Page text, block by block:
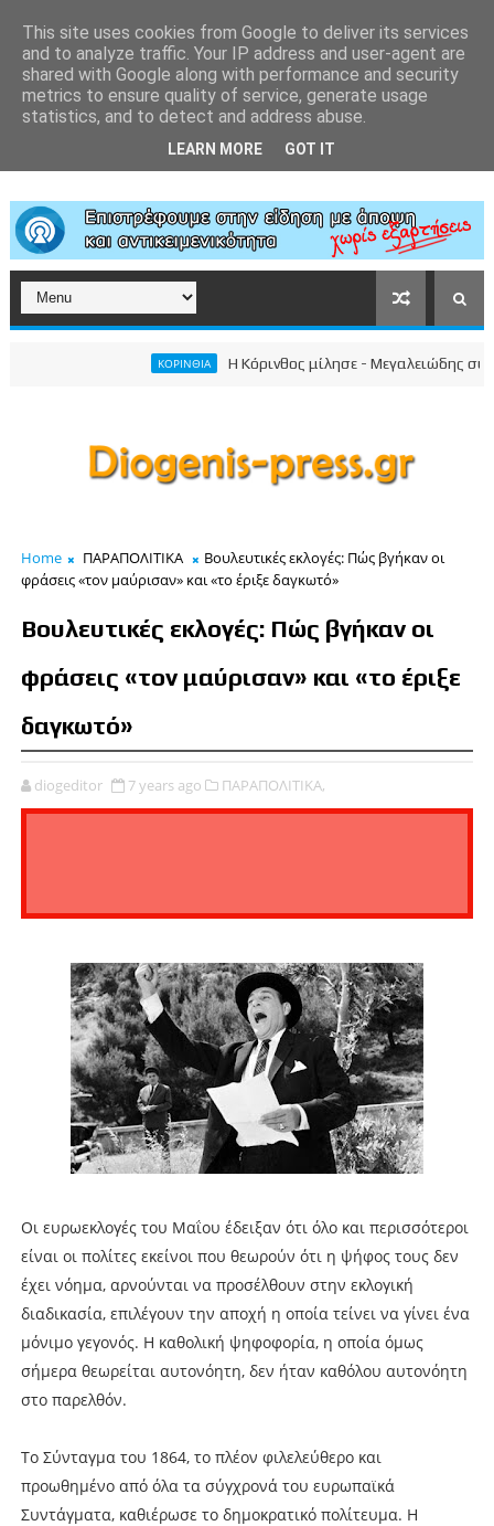
ΚΟΡΙΝΘΙΑ Η Κόρινθος μίλησε - Μεγαλειώδης
Home ΠΑΡΑΠΟΛΙΤΙΚΑ
Βουλευτικές εκλογές: Πώς βγήκαν οι
φράσεις «τον μαύρισαν» και «το έριξε δαγκωτό»
Βουλευτικές εκλογές: Πώς βγήκαν οι
φράσεις «τον μαύρισαν» και «το έριξε
δαγκωτό»
diogeditor 7 years ago ΠΑΡΑΠΟΛΙΤΙΚΑ,
Οι ευρωεκλογές του Μαΐου έδειξαν ότι όλο και περισσότεροι
είναι οι πολίτες εκείνοι που θεωρούν ότι η ψήφος τους δεν
έχει νόημα, αρνούνται να προσέλθουν στην εκλογική
διαδικασία, επιλέγουν την αποχή η οποία τείνει να γίνει ένα
μόνιμο γεγονός. Η καθολική ψηφοφορία, η οποία όμως
σήμερα θεωρείται αυτονόητη, δεν ήταν καθόλου αυτονόητη
στο παρελθόν.
Το Σύνταγμα του 1864, το πλέον φιλελεύθερο και
προωθημένο από όλα τα σύγχρονά του ευρωπαϊκά
Συντάγματα, καθιέρωσε το δημοκρατικό πολίτευμα. Η
This site uses cookies from Google to deliver its services
and to analyze traffic. Your IP address and user-agent are
shared with Google along with performance and security
metrics to ensure quality of service, generate usage
statistics, and to detect and address abuse.
LEARN MORE GOT IT